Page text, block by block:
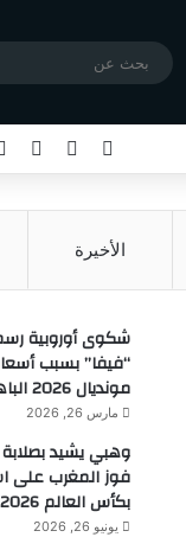
مقال عشوائي
فيسبوك
الأخيرة
شكوى أوروبية
“فيفا” بسبب
مونديال 2026 الباهظة
مارس 26, 2026
وهبي يشيد
فوز المغرب على
بكأس العالم 2026
يونيو 26, 2026